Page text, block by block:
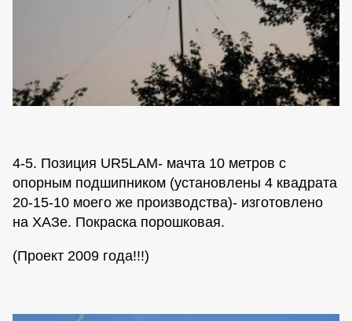
4-5. Позиция UR5LAM- мачта 10 метров с
опорным подшипником (установлены 4 квадрата
20-15-10 моего же производства)- изготовлено
на ХАЗе. Покраска порошковая.
(Проект 2009 года!!!)